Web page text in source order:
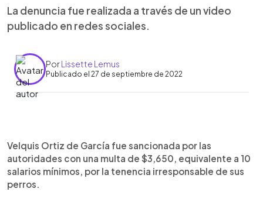
La denuncia fue realizada a través de un video
publicado en redes sociales.
PorLissette Lemus
Publicado el 27 de septiembre de 2022
► Escuchar artículo
Velquis Ortiz de García fue sancionada por las
autoridades con una multa de $3,650, equivalente a 10
salarios mínimos, por la tenencia irresponsable de sus
perros.